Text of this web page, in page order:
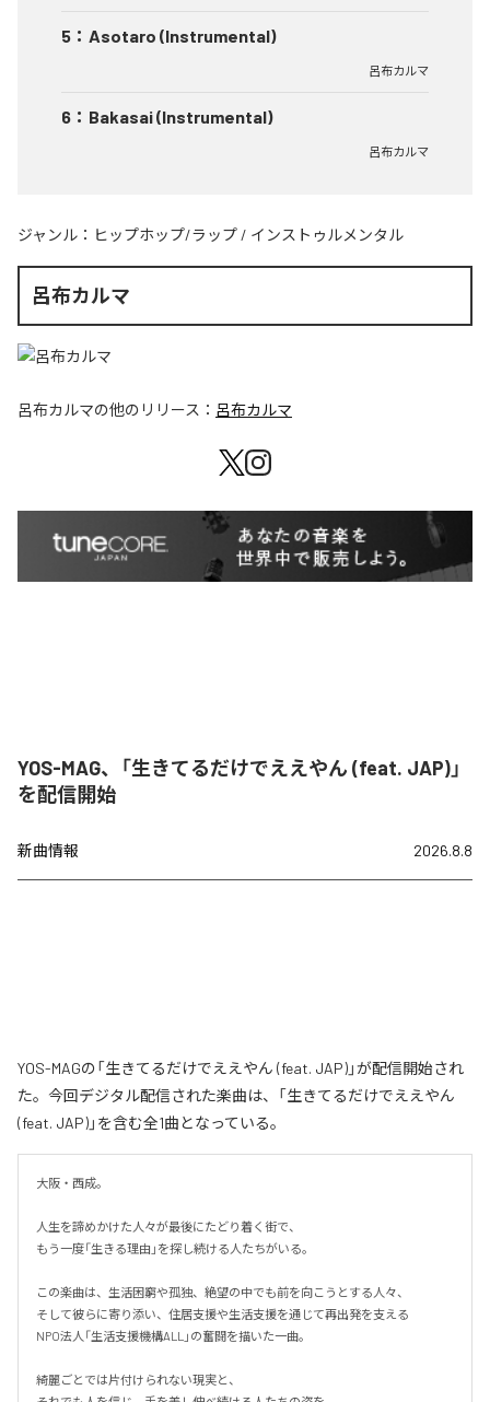
5 ： Asotaro (Instrumental)
呂布カルマ
6 ： Bakasai (Instrumental)
呂布カルマ
ジャンル： ヒップホップ/ラップ / インストゥルメンタル
呂布カルマ
呂布カルマの他のリリース： 呂布カルマ
YOS-MAG、「生きてるだけでええやん (feat. JAP)」
を配信開始
新曲情報 2026.8.8
YOS-MAGの「生きてるだけでええやん (feat. JAP)」が配信開始され
た。今回デジタル配信された楽曲は、「生きてるだけでええやん
(feat. JAP)」を含む全1曲となっている。
大阪・西成。
人生を諦めかけた人々が最後にたどり着く街で、
もう一度「生きる理由」を探し続ける人たちがいる。
この楽曲は、生活困窮や孤独、絶望の中でも前を向こうとする人々、
そして彼らに寄り添い、住居支援や生活支援を通じて再出発を支える
NPO法人「生活支援機構ALL」の奮闘を描いた一曲。
綺麗ごとでは片付けられない現実と、